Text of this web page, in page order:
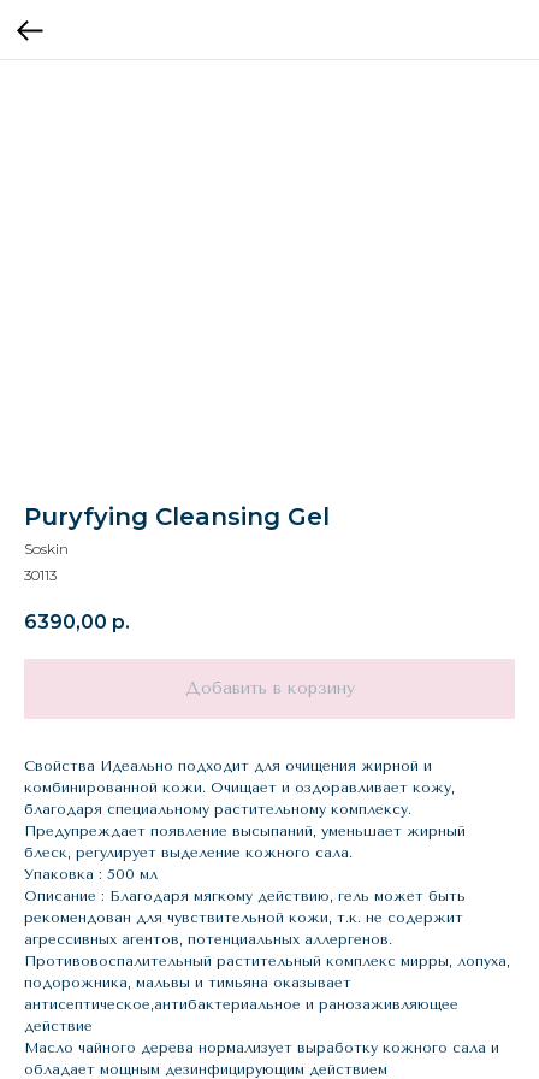
Puryfying Cleansing Gel
Soskin
30113
6390,00 р.
Добавить в корзину
Свойства Идеально подходит для очищения жирной и
комбинированной кожи. Очищает и оздоравливает кожу,
благодаря специальному растительному комплексу.
Предупреждает появление высыпаний, уменьшает жирный
блеск, регулирует выделение кожного сала.
Упаковка : 500 мл
Описание : Благодаря мягкому действию, гель может быть
рекомендован для чувствительной кожи, т.к. не содержит
агрессивных агентов, потенциальных аллергенов.
Противовоспалительный растительный комплекс мирры, лопуха,
подорожника, мальвы и тимьяна оказывает
антисептическое,антибактериальное и ранозаживляющее
действие
Масло чайного дерева нормализует выработку кожного сала и
обладает мощным дезинфицирующим действием